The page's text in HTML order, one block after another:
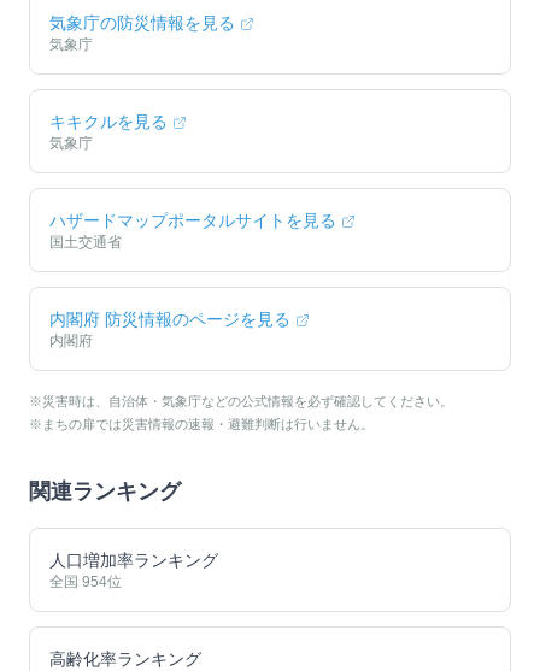
気象庁の防災情報を見る
気象庁
キキクルを見る
気象庁
ハザードマップポータルサイトを見る
国土交通省
内閣府 防災情報のページを見る
内閣府
※災害時は、自治体・気象庁などの公式情報を必ず確認してください。
※まちの扉では災害情報の速報・避難判断は行いません。
関連ランキング
人口増加率ランキング
全国 954位
高齢化率ランキング